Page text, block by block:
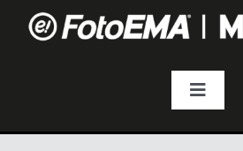
Toggle
Fotografia